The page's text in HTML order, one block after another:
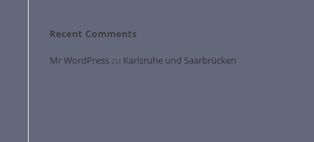
Recent Comments
Mr WordPress zu Karlsruhe und Saarbrücken